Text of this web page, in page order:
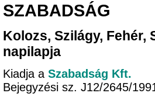
SZABADSÁG
Kolozs, Szilágy, Fehér,
napilapja
Kiadja a Szabadság Kft.
Bejegyzési sz. J12/2645/